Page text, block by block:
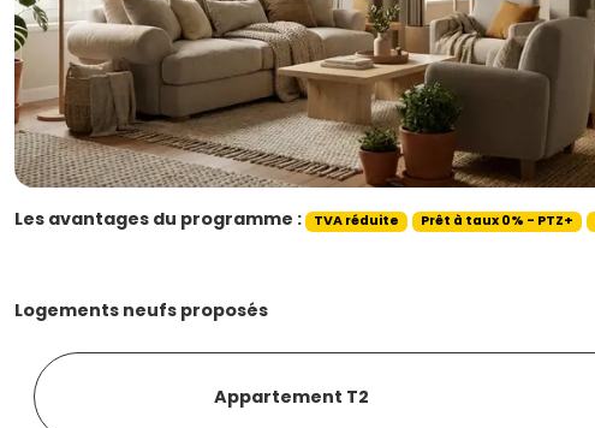
Les avantages du programme : TVA réduite Prêt à taux 0% - PTZ+
Logements neufs proposés
Appartement T2